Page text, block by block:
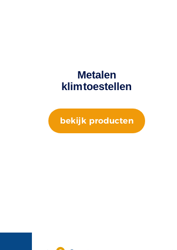
Metalen
klimtoestellen
bekijk producten